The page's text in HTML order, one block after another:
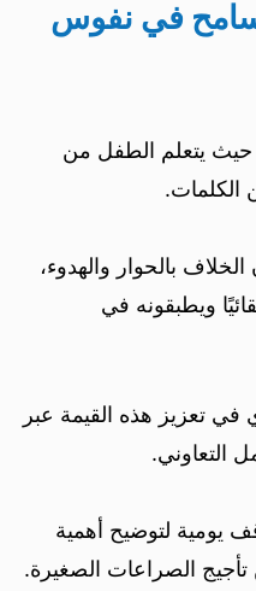
في نفوس
حيث يتعلم الطفل من
الكلمات.
الخلاف بالحوار والهدوء،
ويطبقونه في
تعزيز هذه القيمة عبر
التعاوني.
يومية لتوضيح أهمية
تأجيج الصراعات الصغيرة.